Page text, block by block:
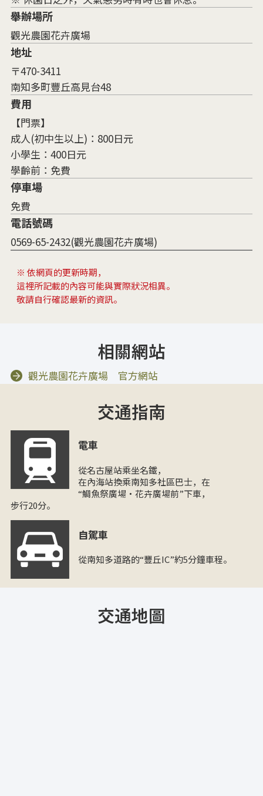
舉辦場所
觀光農園花卉廣場
地址
〒470-3411
南知多町豐丘高見台48
費用
【門票】
成人(初中生以上)：800日元
小學生：400日元
學齡前：免費
停車場
免費
電話號碼
0569-65-2432(觀光農園花卉廣場)
※ 依網頁的更新時期，
這裡所記載的內容可能與實際狀況相異。
敬請自行確認最新的資訊。
相關網站
觀光農園花卉廣場 官方網站
交通指南
電車
從名古屋站乘坐名鐵，
在內海站換乘南知多社區巴士，在
“鯛魚祭廣場・花卉廣場前”下車，
步行20分。
自駕車
從南知多道路的“豐丘IC”約5分鐘車程。
交通地圖